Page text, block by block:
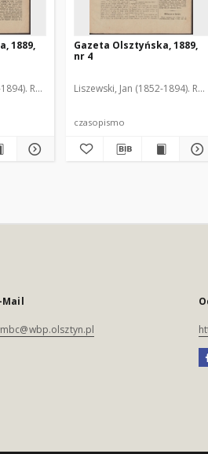
1889,
Red.
Gazeta Olsztyńska, 1889,
nr 4
Liszewski, Jan (1852-1894). Red.
czasopismo
Mail